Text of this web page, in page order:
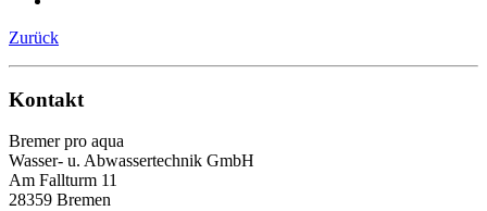
Zurück
Kontakt
Bremer pro aqua
Wasser- u. Abwassertechnik GmbH
Am Fallturm 11
28359 Bremen